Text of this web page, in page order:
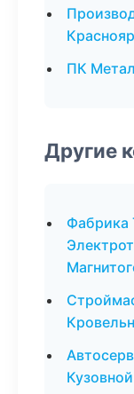
ПК
Другие
Фабрика